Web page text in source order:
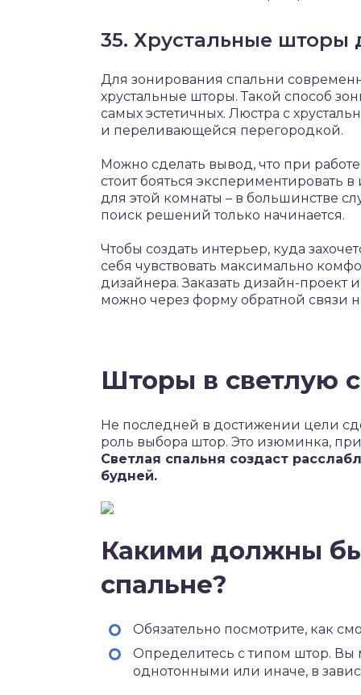
35. Хрустальные шторы
Для зонирования спальни
хрустальные шторы. Такой способ
самых эстетичных. Люстра с
и переливающейся перегородкой.
Можно сделать вывод, что при
стоит бояться экспериментировать
для этой комнаты – в большинстве
поиск решений только начинается.
Чтобы создать интерьер, куда
себя чувствовать максимально
дизайнера. Заказать дизайн-
можно через форму обратной связи
Шторы в светлую
Не последней в достижении цели
роль выбора штор. Это изюминка,
Светлая спальня создаст
будней.
Какими должны
спальне?
Обязательно посмотрите, как
Определитесь с типом штор. Вы
однотонными или иначе, в